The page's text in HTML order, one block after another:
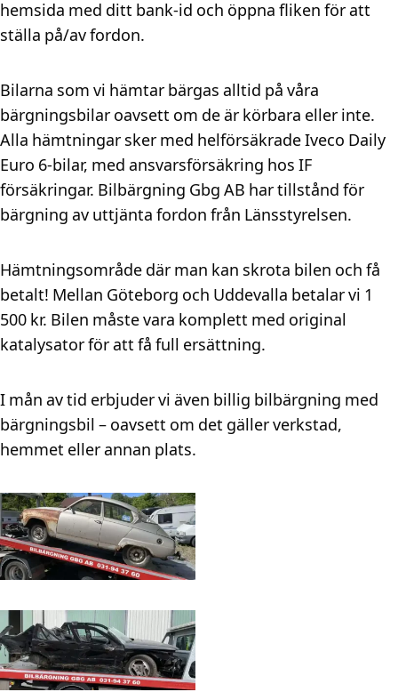
hemsida med ditt bank-id och öppna fliken för att
ställa på/av fordon.
Bilarna som vi hämtar bärgas alltid på våra
bärgningsbilar oavsett om de är körbara eller inte.
Alla hämtningar sker med helförsäkrade Iveco Daily
Euro 6-bilar, med ansvarsförsäkring hos IF
försäkringar. Bilbärgning Gbg AB har tillstånd för
bärgning av uttjänta fordon från Länsstyrelsen.
Hämtningsområde där man kan skrota bilen och få
betalt! Mellan Göteborg och Uddevalla betalar vi 1
500 kr. Bilen måste vara komplett med original
katalysator för att få full ersättning.
I mån av tid erbjuder vi även billig bilbärgning med
bärgningsbil – oavsett om det gäller verkstad,
hemmet eller annan plats.